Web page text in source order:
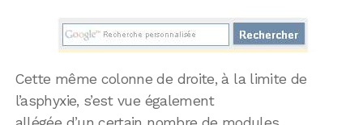
Cette même colonne de droite, à la limite de
l’asphyxie, s’est vue également